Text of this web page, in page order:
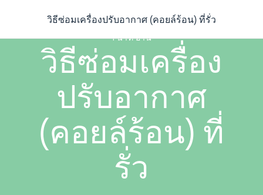
... / บทความ วิธีซ่อมเครื่องปรับอากาศ (คอยล์ร้อน) ที่รั่ว
1 นาที อ่าน
วิธีซ่อมเครื่อง
ปรับอากาศ
(คอยล์ร้อน) ที่
รั่ว
วิธีซ่อมเครื่องปรับอากาศ (คอยล์ร้อน) ที่รั่ว